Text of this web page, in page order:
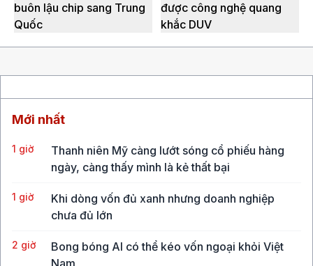
buôn lậu chip sang Trung
Quốc
được công nghệ quang
khắc DUV
Mới nhất
1 giờ
Thanh niên Mỹ càng lướt sóng cổ phiếu hàng
ngày, càng thấy mình là kẻ thất bại
1 giờ
Khi dòng vốn đủ xanh nhưng doanh nghiệp
chưa đủ lớn
2 giờ
Bong bóng AI có thể kéo vốn ngoại khỏi Việt